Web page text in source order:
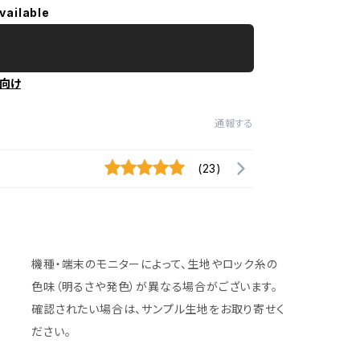
け
通報する
(23)
機種・端末のモニターによって、生地やロック糸の
色味（明るさや発色）が異なる場合がございます。
確認されたい場合は、サンプル生地をお取り寄せく
ださい。